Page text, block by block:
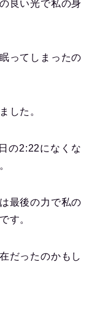
良い光で私の身
ってしまったの
した。
の2:22になくな
最後の力で私の
す。
だったのかもし